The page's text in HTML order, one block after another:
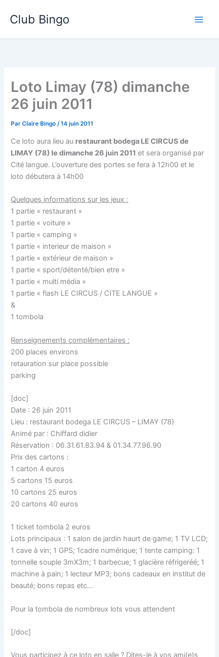
Club Bingo
Loto Limay (78) dimanche
26 juin 2011
ParClaire Bingo/14 juin 2011
Ce loto aura lieu au restaurant bodega LE CIRCUS de
LIMAY (78) le dimanche 26 juin 2011 et sera organisé par
Cité langue. L’ouverture des portes se fera à 12h00 et le
loto débutera à 14h00
Quelques informations sur les jeux :
1 partie « restaurant »
1 partie « voiture »
1 partie « camping »
1 partie « interieur de maison »
1 partie « extérieur de maison »
1 partie « sport/détenté/bien etre »
1 partie « multi média »
1 partie « flash LE CIRCUS / CITE LANGUE »
&
1 tombola
Renseignements complémentaires :
200 places environs
retauration sur place possible
parking
[doc]
Date : 26 juin 2011
Lieu : restaurant bodega LE CIRCUS – LIMAY (78)
Animé par : Chiffard didier
Réservation : 06.31.61.83.94 & 01.34.77.96.90
Prix des cartons :
1 carton 4 euros
5 cartons 15 euros
10 cartons 25 euros
20 cartons 40 euros
1 ticket tombola 2 euros
Lots principaux : 1 salon de jardin haurt de game; 1 TV LCD;
1 cave à vin; 1 GPS; 1cadre numérique; 1 tente camping: 1
tonnelle souple 3mX3m; 1 barbecue; 1 glacière réfrigeréé; 1
machine à pain; 1 lecteur MP3; bons cadeaux en institut de
beauté; bons repas etc…
Pour la tombola de nombreux lots vous attendent
[/doc]
Vous participez à ce loto en salle ? Dites-le à vos ami(e)s